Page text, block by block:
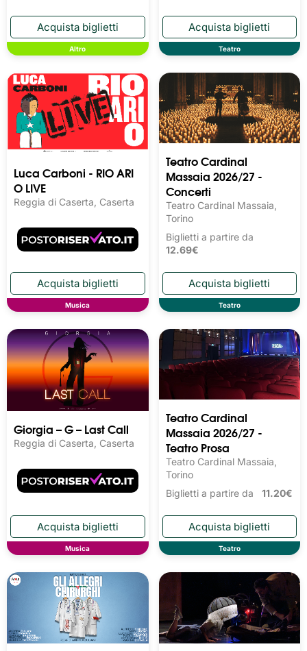
Altro Teatro
Luca Carboni - RIO ARI
O LIVE
Reggia di Caserta, Caserta
Musica
Teatro Cardinal
Massaia 2026/27 -
Concerti
Teatro Cardinal Massaia,
Torino
Biglietti a partire da
12.69€
Teatro
Giorgia – G – Last Call
Reggia di Caserta, Caserta
Musica
Teatro Cardinal
Massaia 2026/27 -
Teatro Prosa
Teatro Cardinal Massaia,
Torino
Biglietti a partire da 11.20€
Teatro